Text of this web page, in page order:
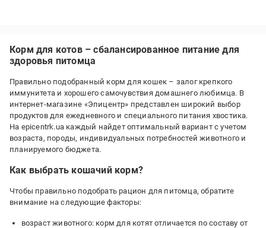
Корм для котов – сбалансированное питание для
здоровья питомца
Правильно подобранный корм для кошек – залог крепкого
иммунитета и хорошего самочувствия домашнего любимца. В
интернет-магазине «Эпицентр» представлен широкий выбор
продуктов для ежедневного и специального питания хвостика.
На epicentrk.ua каждый найдет оптимальный вариант с учетом
возраста, породы, индивидуальных потребностей животного и
планируемого бюджета.
Как выбрать кошачий корм?
Чтобы правильно подобрать рацион для питомца, обратите
внимание на следующие факторы:
возраст животного: корм для котят отличается по составу от